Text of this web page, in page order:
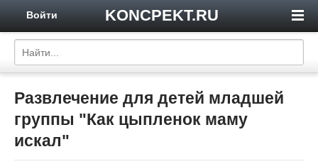
KONCPEKT.RU
Войти
Развлечение для детей младшей
группы "Как цыпленок маму
искал"